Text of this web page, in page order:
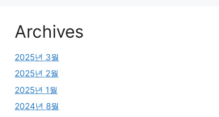
Archives
2025년 3월
2025년 2월
2025년 1월
2024년 8월